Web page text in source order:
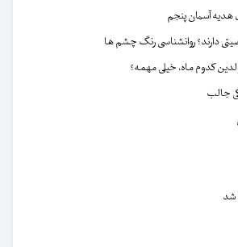
آسمان پنجم
دارند؟ روانشناسی رنگ چشم ها
کدوم ماه، خیلی مهمه؟
جالب
شد